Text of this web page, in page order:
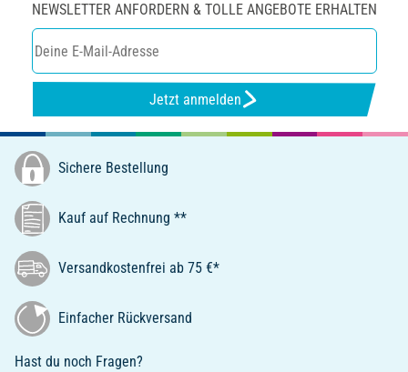
NEWSLETTER ANFORDERN & TOLLE ANGEBOTE ERHALTEN
Jetzt anmelden
Sichere Bestellung
Kauf auf Rechnung **
Versandkostenfrei ab 75 €*
Einfacher Rückversand
Hast du noch Fragen?